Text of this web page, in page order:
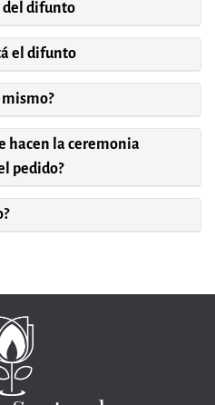
del difunto
el difunto
hacen la ceremonia
pedido?